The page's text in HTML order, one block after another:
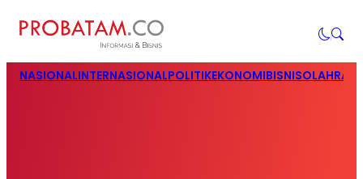
NASIONALINTERNASIONALPOLITIKEKONOMIBISNIS